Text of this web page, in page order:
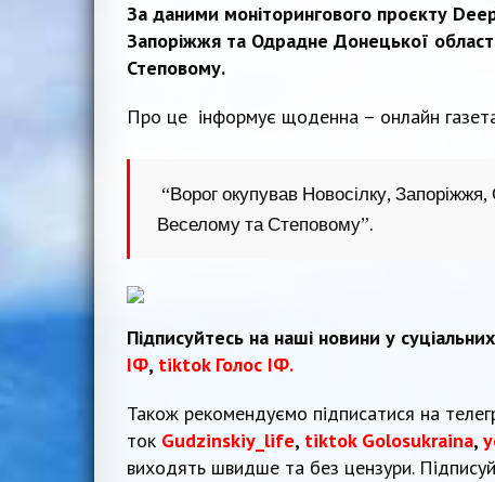
За даними моніторингового проєкту
Запоріжжя та Одрадне Донецької
Степовому.
Про це інформує щоденна – онлайн
“Ворог окупував Новосілку,
Веселому та Степовому”.
Підписуйтесь на наші новини у
ІФ, tiktok Голос ІФ.
Також рекомендуємо підписатися на
ток Gudzinskiy_life, tiktok Golosukraina,
виходять швидше та без цензури.